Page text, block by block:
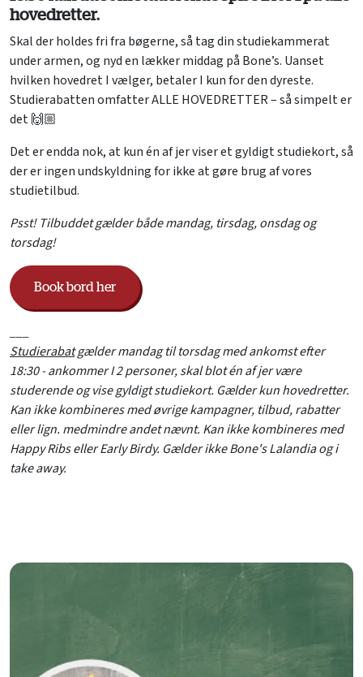
hovedretter.
Skal der holdes fri fra bøgerne, så tag din studiekammerat
under armen, og nyd en lækker middag på Bone’s. Uanset
hvilken hovedret I vælger, betaler I kun for den dyreste.
Studierabatten omfatter ALLE HOVEDRETTER – så simpelt er
det 🙌🏼
Det er endda nok, at kun én af jer viser et gyldigt studiekort, så
der er ingen undskyldning for ikke at gøre brug af vores
studietilbud.
Psst! Tilbuddet gælder både mandag, tirsdag, onsdag og
torsdag!
Book bord her
Studierabatgælder mandag til torsdag med ankomst efter
18:30 - ankommer I 2 personer, skal blot én af jer være
studerende og vise gyldigt studiekort. Gælder kun hovedretter.
Kan ikke kombineres med øvrige kampagner, tilbud, rabatter
eller lign. medmindre andet nævnt. Kan ikke kombineres med
Happy Ribs eller Early Birdy. Gælder ikke Bone's Lalandia og i
take away.